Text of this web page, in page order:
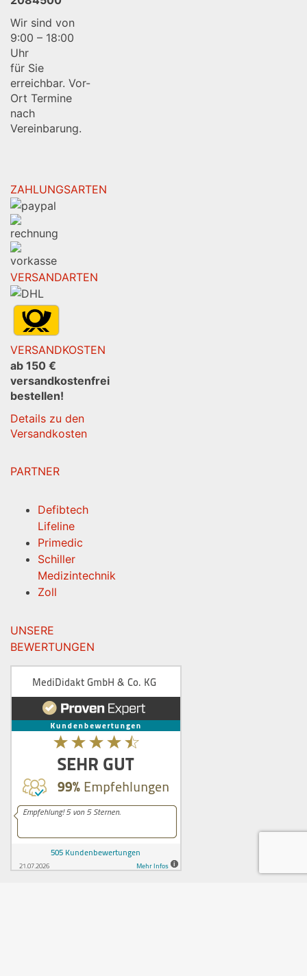
Wir sind von
9:00 – 18:00
Uhr
für Sie
erreichbar. Vor-
Ort Termine
nach
Vereinbarung.
ZAHLUNGSARTEN
VERSANDARTEN
VERSANDKOSTEN
ab 150 €
versandkostenfrei
bestellen!
Details zu den
Versandkosten
PARTNER
Defibtech
Lifeline
Primedic
Schiller
Medizintechnik
Zoll
UNSERE
BEWERTUNGEN